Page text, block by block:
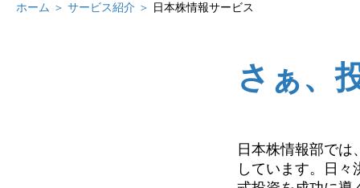
ホーム ＞ サービス紹介 ＞ 日本株情報サービス
さぁ、
日本株情報部で
しています。日